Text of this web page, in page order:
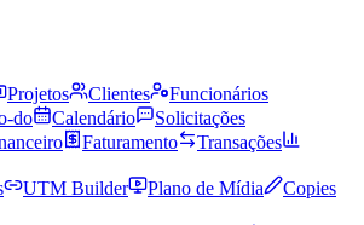
Projetos Clientes
Funcionários
do Calendário
Solicitações
Faturamento
Transações
UTM Builder Plano de Mídia
Copies